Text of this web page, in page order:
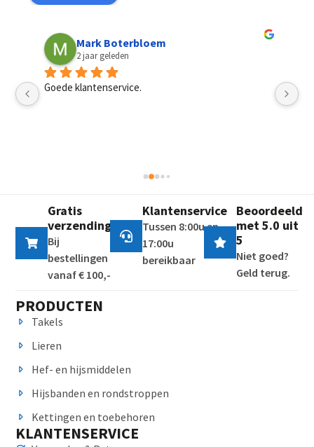
Mark Boterbloem
2 jaar geleden
Goede klantenservice.
Gratis
verzending
Bij
bestellingen
vanaf € 100,-
Klantenservice
Tussen 8:00u en
17:00u
bereikbaar
Beoordeeld
met 5.0 uit
5
Niet goed?
Geld terug.
PRODUCTEN
Takels
Lieren
Hef- en hijsmiddelen
Hijsbanden en rondstroppen
Kettingen en toebehoren
KLANTENSERVICE